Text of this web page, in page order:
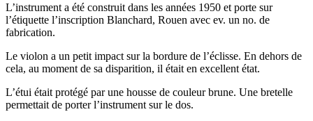
L’instrument a été construit dans les années 1950 et porte sur
l’étiquette l’inscription Blanchard, Rouen avec ev. un no. de
fabrication.
Le violon a un petit impact sur la bordure de l’éclisse. En dehors de
cela, au moment de sa disparition, il était en excellent état.
L’étui était protégé par une housse de couleur brune. Une bretelle
permettait de porter l’instrument sur le dos.